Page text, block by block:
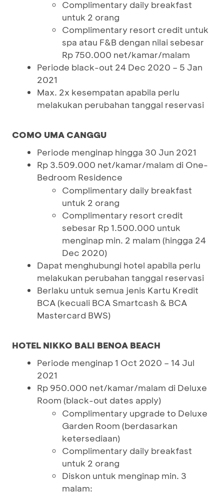
Complimentary daily breakfast
untuk 2 orang
Complimentary resort credit untuk
spa atau F&B dengan nilai sebesar
Rp 750.000 net/kamar/malam
Periode black-out 24 Dec 2020 – 5 Jan
2021
Max. 2x kesempatan apabila perlu
melakukan perubahan tanggal reservasi
COMO UMA CANGGU
Periode menginap hingga 30 Jun 2021
Rp 3.509.000 net/kamar/malam di One-
Bedroom Residence
Complimentary daily breakfast
untuk 2 orang
Complimentary resort credit
sebesar Rp 1.500.000 untuk
menginap min. 2 malam (hingga 24
Dec 2020)
Dapat menghubungi hotel apabila perlu
melakukan perubahan tanggal reservasi
Berlaku untuk semua jenis Kartu Kredit
BCA (kecuali BCA Smartcash & BCA
Mastercard BWS)
HOTEL NIKKO BALI BENOA BEACH
Periode menginap 1 Oct 2020 – 14 Jul
2021
Rp 950.000 net/kamar/malam di Deluxe
Room (black-out dates apply)
Complimentary upgrade to Deluxe
Garden Room (berdasarkan
ketersediaan)
Complimentary daily breakfast
untuk 2 orang
Diskon untuk menginap min. 3
malam: